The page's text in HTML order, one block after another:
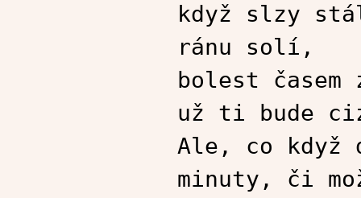
když slzy
ránu solí,
bolest časem
už ti bude
Ale, co když
minuty, či